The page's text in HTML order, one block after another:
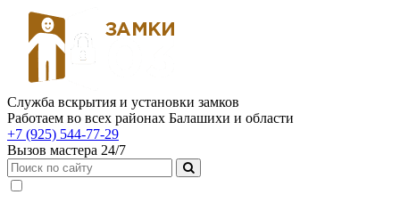
Служба вскрытия и установки замков
Работаем во всех районах Балашихи и области
+7 (925) 544-77-29
Вызов мастера 24/7